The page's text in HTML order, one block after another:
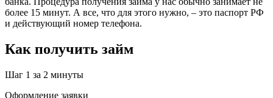
более 15 минут. А все, что для этого нужно, – это паспорт РФ
и действующий номер телефона.
Как получить займ
Шаг 1 за 2 минуты
Оформление заявки